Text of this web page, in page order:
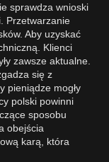
sprawdza wnioski
Przetwarzanie
Aby uzyskać
Klienci
zawsze aktualne.
się z
pieniądze mogły
polski powinni
sposobu
obejścia
karą, która